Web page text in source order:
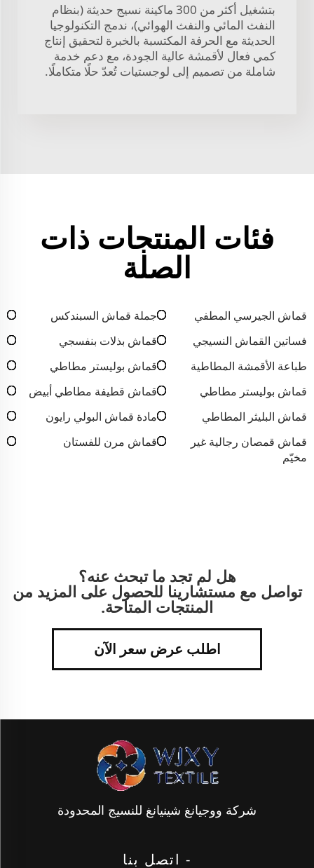
بتشغيل أكثر من 300 ماكينة نسيج حديثة (بنظام
النفث المائي والنفث الهوائي)، ندمج التكنولوجيا
الحديثة مع الحرفة المكتسبة بالخبرة لتحقيق إنتاج
كمي فعال لأقمشة عالية الجودة، مع دعم خدمة
شاملة من تصميم إلى لوجستيات تُعدّ حلًا متكاملًا.
فئات المنتجات ذات
الصلة
قماش الجيرسي المطفي
جملة قماش السبندكس
فساتين القماش النسيجي
قماش بذلات بنفسجي
طباعة الأقمشة المطاطية
قماش بوليستر مطاطي
قماش بوليستر مطاطي
قماش قطيفة مطاطي أبيض
قماش البليثر المطاطي
مادة قماش البولي رايون
قماش قمصان رجالية غير
مخيّم
قماش مرن للفستان
هل لم تجد ما تبحث عنه؟
تواصل مع مستشارينا للحصول على المزيد من
المنتجات المتاحة.
اطلب عرض سعر الآن
شركة ووجيانغ شينيانغ للنسيج المحدودة
- اتصل بنا